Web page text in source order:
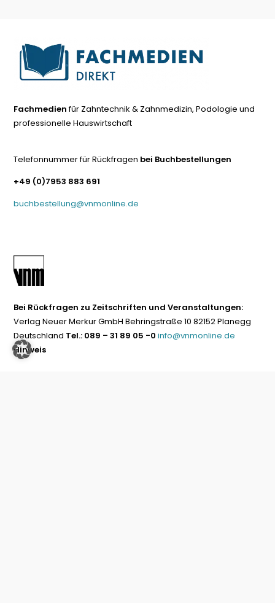
Fachmedienfür Zahntechnik & Zahnmedizin, Podologie und
professionelle Hauswirtschaft
Telefonnummer für Rückfragen bei Buchbestellungen
+49 (0)7953 883 691
buchbestellung@vnmonline.de
Bei Rückfragen zu Zeitschriften und Veranstaltungen:
Verlag Neuer Merkur GmbH Behringstraße 10 82152 Planegg
Deutschland Tel.: 089 – 31 89 05 -0 info@vnmonline.de
Hinweis